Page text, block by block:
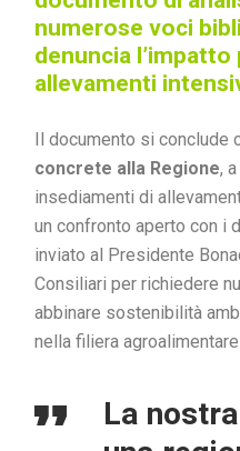
numerose voci
denuncia
allevamenti
Il documento si conclude
concrete alla Regione,
insediamenti di
un confronto aperto con i
inviato al Presidente
Consiliari per richiedere
abbinare sostenibilità
nella filiera
La